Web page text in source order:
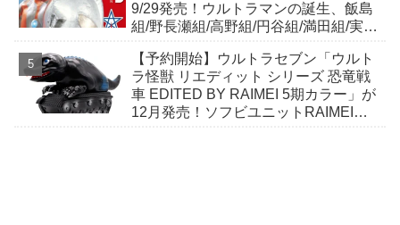
9/29発売！ウルトラマンの誕生、飯島
組/野長瀬組/高野組/円谷組/満田組/実相
【予約開始】ウルトラセブン「ウルト
ラ怪獣 リエディット シリーズ 恐竜戦
車 EDITED BY RAIMEI 5期カラー」が
12月発売！ソフビユニットRAIMEIに